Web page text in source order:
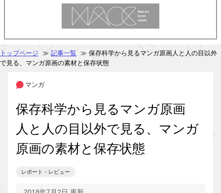
トップページ ≫ 記事一覧 ≫ 保存科学から見るマンガ原画人と人の目以外
で見る、マンガ原画の素材と保存状態
マンガ
保存科学から見るマンガ原画
人と人の目以外で見る、マンガ
原画の素材と保存状態
レポート・レビュー